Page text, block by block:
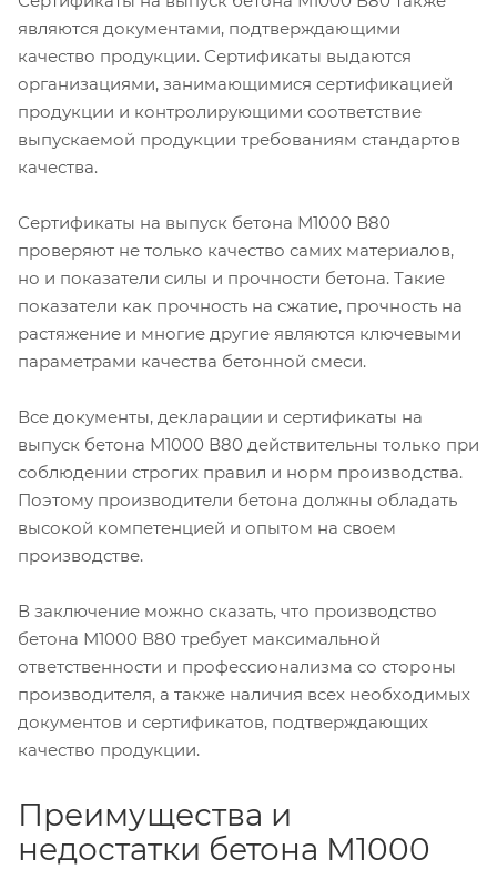
являются документами, подтверждающими
качество продукции. Сертификаты выдаются
организациями, занимающимися сертификацией
продукции и контролирующими соответствие
выпускаемой продукции требованиям стандартов
качества.
Сертификаты на выпуск бетона М1000 В80
проверяют не только качество самих материалов,
но и показатели силы и прочности бетона. Такие
показатели как прочность на сжатие, прочность на
растяжение и многие другие являются ключевыми
параметрами качества бетонной смеси.
Все документы, декларации и сертификаты на
выпуск бетона М1000 В80 действительны только при
соблюдении строгих правил и норм производства.
Поэтому производители бетона должны обладать
высокой компетенцией и опытом на своем
производстве.
В заключение можно сказать, что производство
бетона М1000 В80 требует максимальной
ответственности и профессионализма со стороны
производителя, а также наличия всех необходимых
документов и сертификатов, подтверждающих
качество продукции.
Преимущества и
недостатки бетона М1000